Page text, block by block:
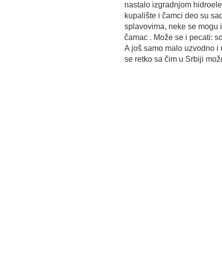
nastalo izgradnjom
kupalište i čamci deo su
splavovima, neke se mogu
čamac . Može se i pecati:
A još samo malo uzvodno
se retko sa čim u Srbiji